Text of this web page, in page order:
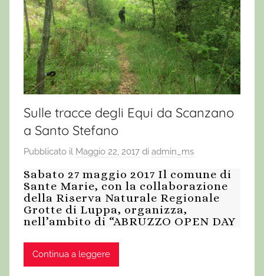
Sulle tracce degli Equi da Scanzano
a Santo Stefano
Pubblicato il Maggio 22, 2017 di admin_ms
Sabato 27 maggio 2017 Il comune di
Sante Marie, con la collaborazione
della Riserva Naturale Regionale
Grotte di Luppa, organizza,
nell’ambito di “ABRUZZO OPEN DAY
Continua a leggere